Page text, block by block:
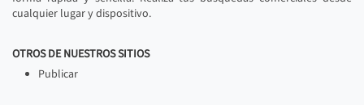
cualquier lugar y dispositivo.
OTROS DE NUESTROS SITIOS
Publicar